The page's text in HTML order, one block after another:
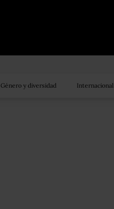
Género y diversidad Internacional